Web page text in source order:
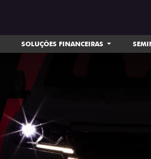
SOLUÇÕES FINANCEIRAS